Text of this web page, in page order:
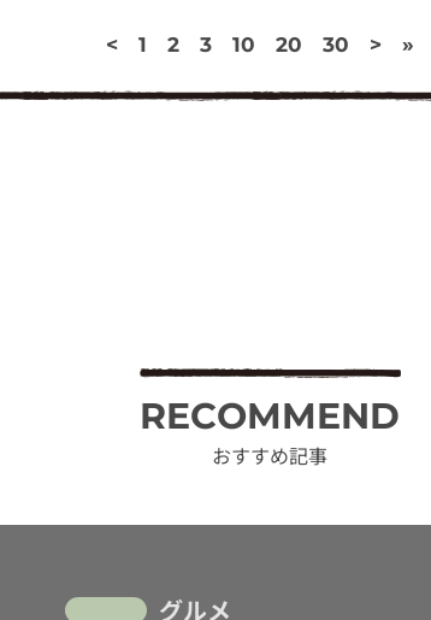
< 1 2 3 10 20 30 > »
RECOMMEND
おすすめ記事
グルメ